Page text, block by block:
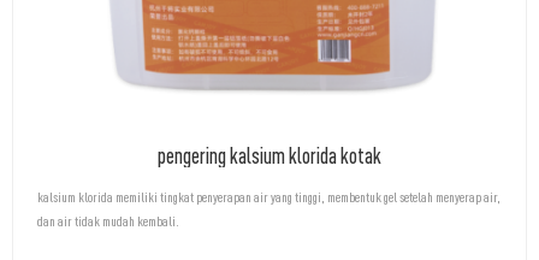
pengering kalsium klorida kotak
kalsium klorida memiliki tingkat penyerapan air yang tinggi, membentuk gel setelah menyerap air,
dan air tidak mudah kembali.